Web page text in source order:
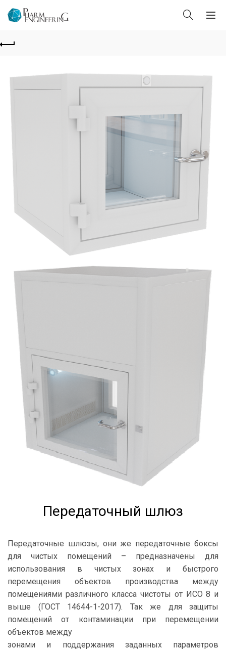
Передаточный шлюз
Передаточные шлюзы, они же передаточные боксы
для чистых помещений – предназначены для
использования в чистых зонах и быстрого
перемещения объектов производства между
помещениями различного класса чистоты от ИСО 8 и
выше (ГОСТ 14644-1-2017). Так же для защиты
помещений от контаминации при перемещении
объектов между
зонами и поддержания заданных параметров